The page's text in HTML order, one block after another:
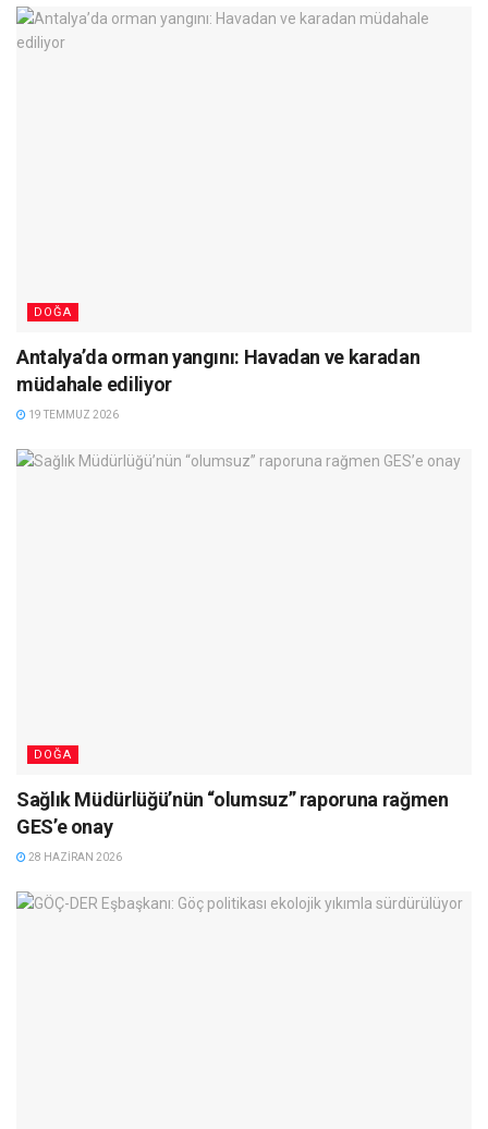
DOĞA
Antalya’da orman yangını: Havadan ve karadan
müdahale ediliyor
19 TEMMUZ 2026
DOĞA
Sağlık Müdürlüğü’nün “olumsuz” raporuna rağmen
GES’e onay
28 HAZIRAN 2026